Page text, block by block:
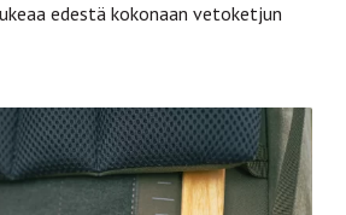
edestä kokonaan vetoketjun